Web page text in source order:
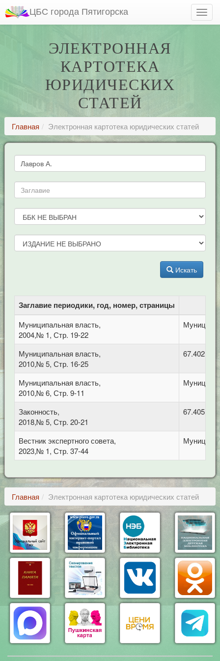
ЦБС города Пятигорска
ЭЛЕКТРОННАЯ
КАРТОТЕКА
ЮРИДИЧЕСКИХ
СТАТЕЙ
Главная Электронная картотека юридических статей
Искать
Заглавие периодики, год, номер, страницы
Муниципальная власть,
2004,№ 1, Стр. 19-22
Муниципальная власть,
2010,№ 5, Стр. 16-25
67.402
Муниципальная власть,
2010,№ 6, Стр. 9-11
Законность,
2018,№ 5, Стр. 20-21
67.405
Вестник экспертного совета,
2023,№ 1, Стр. 37-44
Главная Электронная картотека юридических статей